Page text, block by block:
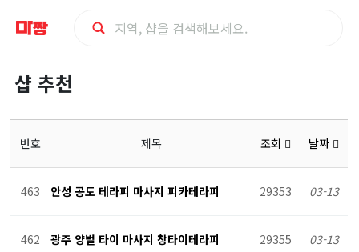
마
사
지
샵
추
샵 추천
번호 제목 조회 날짜
463 안성 공도 테라피 마사지 피카테라피 29353 03-13
462 광주 양벌 타이 마사지 창타이테라피 29355 03-13